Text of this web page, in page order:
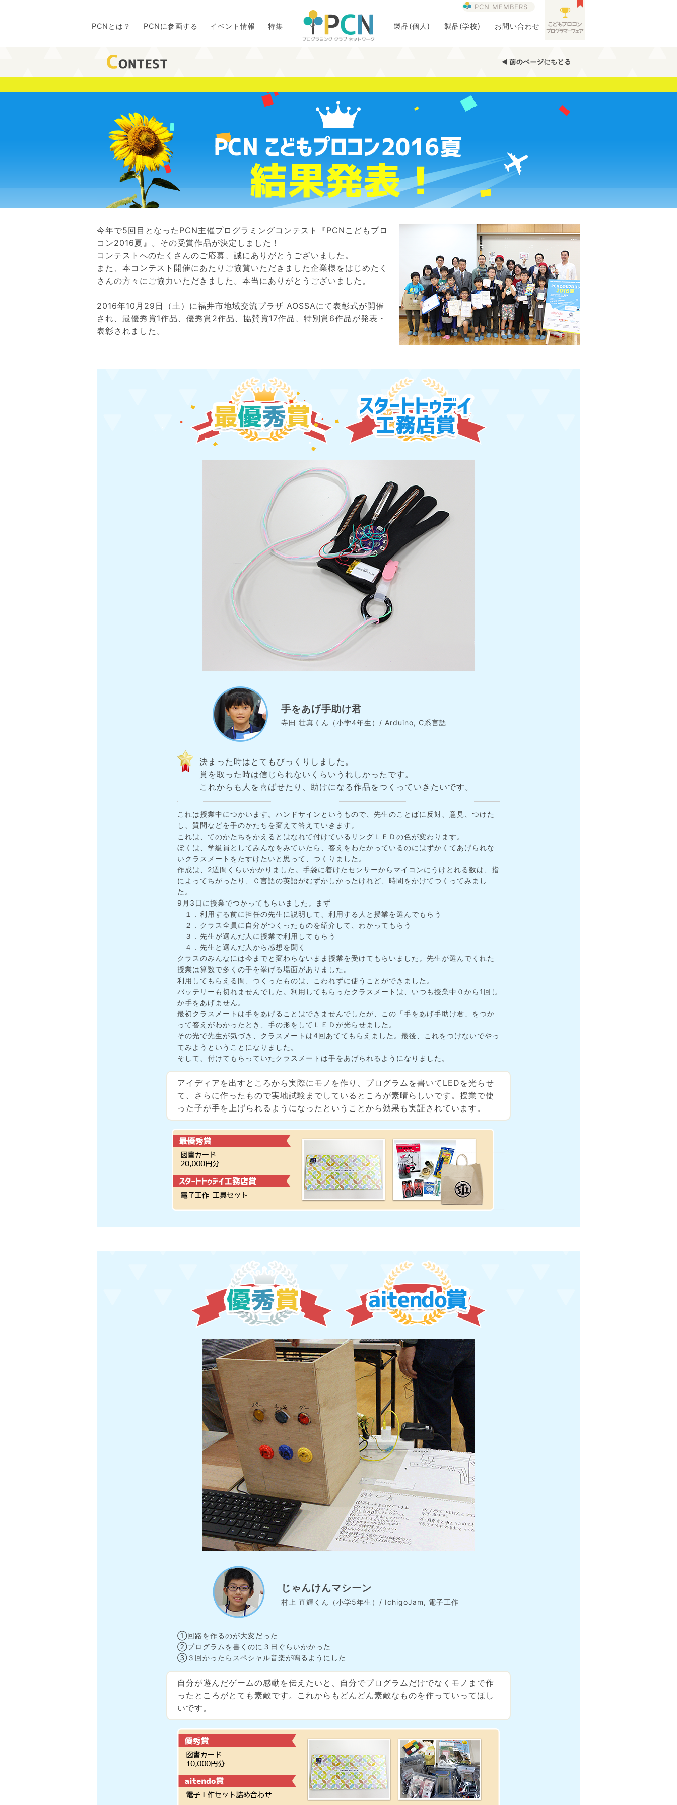
PCNとは？ PCNに参画する イベント情報 特集 製品(個人) 製品(学校) お問い合わせ
PCN MEMBERS
今年で5回目となったPCN主催プログラミングコンテスト『PCNこどもプロ
コン2016夏』。その受賞作品が決定しました！
コンテストへのたくさんのご応募、誠にありがとうございました。
また、本コンテスト開催にあたりご協賛いただきました企業様をはじめたく
さんの方々にご協力いただきました。本当にありがとうございました。
2016年10月29日（土）に福井市地域交流プラザ AOSSAにて表彰式が開催
され、最優秀賞1作品、優秀賞2作品、協賛賞17作品、特別賞6作品が発表・
表彰されました。
手をあげ手助け君
寺田 壮真くん（小学4年生）/ Arduino, C系言語
決まった時はとてもびっくりしました。
賞を取った時は信じられないくらいうれしかったです。
これからも人を喜ばせたり、助けになる作品をつくっていきたいです。
これは授業中につかいます。ハンドサインというもので、先生のことばに反対、意見、つけた
し、質問などを手のかたちを変えて答えていきます。
これは、てのかたちをかえるとはなれて付けているリングＬＥＤの色が変わります。
ぼくは、学級員としてみんなをみていたら、答えをわたかっているのにはずかくてあげられな
いクラスメートをたすけたいと思って、つくりました。
作成は、2週間くらいかかりました。手袋に着けたセンサーからマイコンにうけとれる数は、指
によってちがったり、Ｃ言語の英語がむずかしかったけれど、時間をかけてつくってみまし
た。
9月3日に授業でつかってもらいました。まず
１．利用する前に担任の先生に説明して、利用する人と授業を選んでもらう
２．クラス全員に自分がつくったものを紹介して、わかってもらう
３．先生が選んだ人に授業で利用してもらう
４．先生と選んだ人から感想を聞く
クラスのみんなには今までと変わらないまま授業を受けてもらいました。先生が選んでくれた
授業は算数で多くの手を挙げる場面がありました。
利用してもらえる間、つくったものは、こわれずに使うことができました。
バッテリーも切れませんでした。利用してもらったクラスメートは、いつも授業中０から1回し
か手をあげません。
最初クラスメートは手をあげることはできませんでしたが、この「手をあげ手助け君」をつか
って答えがわかったとき、手の形をしてＬＥＤが光らせました。
その光で先生が気づき、クラスメートは4回あててもらえました。最後、これをつけないでやっ
てみようということになりました。
そして、付けてもらっていたクラスメートは手をあげられるようになりました。
アイディアを出すところから実際にモノを作り、プログラムを書いてLEDを光らせ
て、さらに作ったもので実地試験までしているところが素晴らしいです。授業で使
った子が手を上げられるようになったということから効果も実証されています。
じゃんけんマシーン
村上 直輝くん（小学5年生）/ IchigoJam, 電子工作
①回路を作るのが大変だった
②プログラムを書くのに３日ぐらいかかった
③３回かったらスペシャル音楽が鳴るようにした
自分が遊んだゲームの感動を伝えたいと、自分でプログラムだけでなくモノまで作
ったところがとても素敵です。これからもどんどん素敵なものを作っていってほし
いです。